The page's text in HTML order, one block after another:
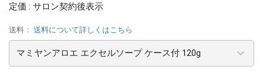
定価 : サロン契約後表示
送料： 送料について詳しくはこちら